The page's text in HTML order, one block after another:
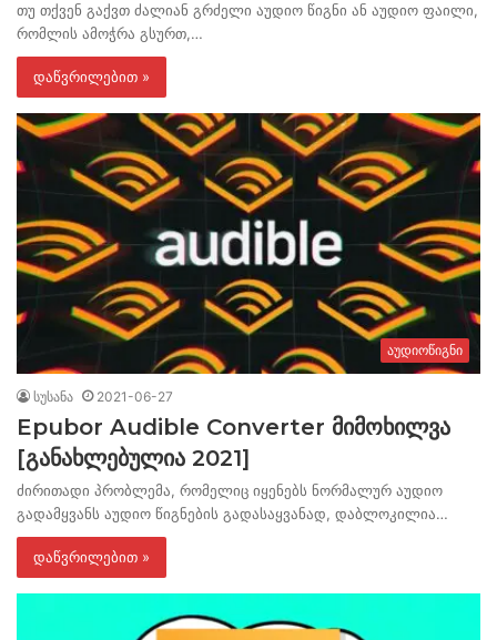
თუ თქვენ გაქვთ ძალიან გრძელი აუდიო წიგნი ან აუდიო ფაილი,
რომლის ამოჭრა გსურთ,…
დაწვრილებით »
აუდიოწიგნი
სუსანა 2021-06-27
Epubor Audible Converter მიმოხილვა
[განახლებულია 2021]
ძირითადი პრობლემა, რომელიც იყენებს ნორმალურ აუდიო
გადამყვანს აუდიო წიგნების გადასაყვანად, დაბლოკილია…
დაწვრილებით »